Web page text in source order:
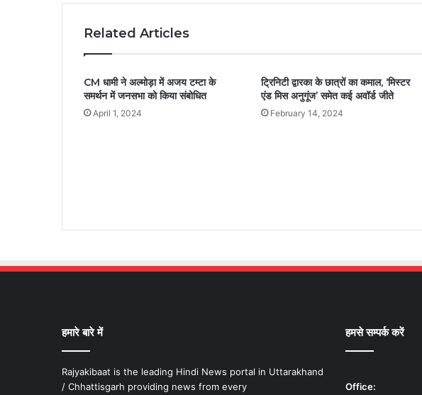
Related Articles
CM धामी ने अल्मोड़ा में अजय टम्टा के
समर्थन में जनसभा को किया संबोधित
April 1, 2024
ट्रिनिटी द्वारका के छात्रों का कमाल, ‘मिस्टर
एंड मिस अनुगूंज’ समेत कई अवॉर्ड जीते
February 14, 2024
हमारे बारे में
Rajyakibaat is the leading Hindi News portal in Uttarakhand
/ Chhattisgarh providing news from every
हमसे सम्पर्क करें
Office: